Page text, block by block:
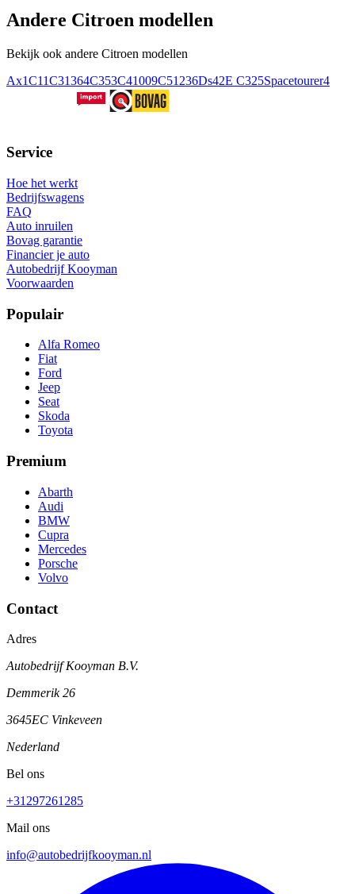
Andere Citroen modellen
Bekijk ook andere Citroen modellen
Ax1C11C31364C353C41009C51236Ds42E C325Spacetourer4
Service
Hoe het werkt
Bedrijfswagens
FAQ
Auto inruilen
Bovag garantie
Financier je auto
Autobedrijf Kooyman
Voorwaarden
Populair
Alfa Romeo
Fiat
Ford
Jeep
Seat
Skoda
Toyota
Premium
Abarth
Audi
BMW
Cupra
Mercedes
Porsche
Volvo
Contact
Adres
Autobedrijf Kooyman B.V.
Demmerik 26
3645EC Vinkeveen
Nederland
Bel ons
+31297261285
Mail ons
info@autobedrijfkooyman.nl